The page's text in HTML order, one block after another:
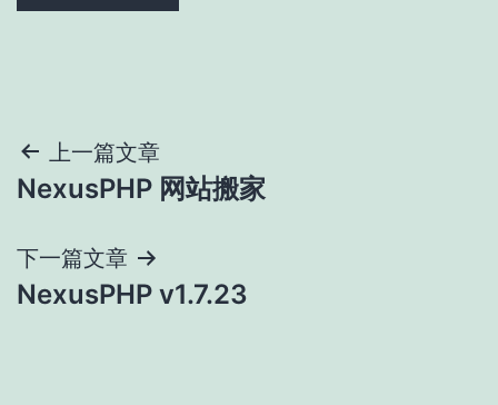
文
章
导
航
上一篇文章
NexusPHP 网站搬家
下一篇文章
NexusPHP v1.7.23